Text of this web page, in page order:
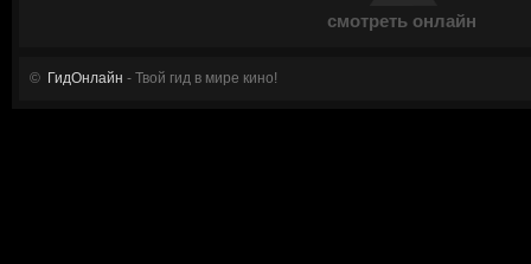
смотреть онлайн
© ГидОнлайн - Твой гид в мире кино!